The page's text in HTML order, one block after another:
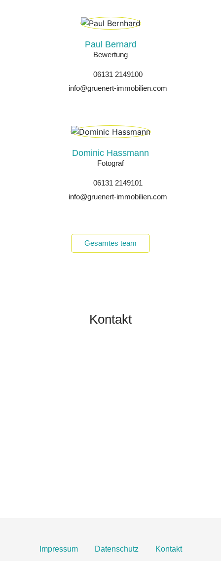
Paul Bernard
Bewertung
06131 2149100
info@gruenert-immobilien.com
Dominic Hassmann
Fotograf
06131 2149101
info@gruenert-immobilien.com
Gesamtes team
Kontakt
Impressum Datenschutz Kontakt